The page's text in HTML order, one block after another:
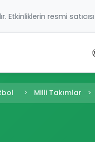
Etkinliklerin resmi
Milli Takımlar